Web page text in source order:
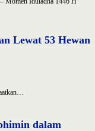
Lewat 53 Hewan
dalam